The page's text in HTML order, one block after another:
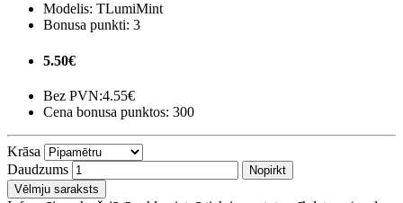
Modelis: TLumiMint
Bonusa punkti: 3
5.50€
Bez PVN:4.55€
Cena bonusa punktos: 300
Krāsa
Daudzums
Nopirkt
Vēlmju saraksts